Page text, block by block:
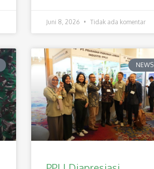
Juni 8, 2026 Tidak ada komentar
NEWS